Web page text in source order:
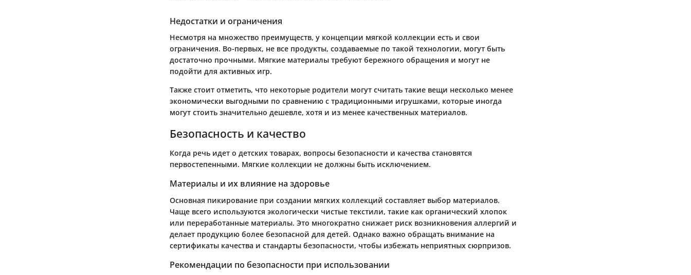
Недостатки и ограничения
Несмотря на множество преимуществ, у концепции мягкой коллекции есть и свои
ограничения. Во-первых, не все продукты, создаваемые по такой технологии, могут быть
достаточно прочными. Мягкие материалы требуют бережного обращения и могут не
подойти для активных игр.
Также стоит отметить, что некоторые родители могут считать такие вещи несколько менее
экономически выгодными по сравнению с традиционными игрушками, которые иногда
могут стоить значительно дешевле, хотя и из менее качественных материалов.
Безопасность и качество
Когда речь идет о детских товарах, вопросы безопасности и качества становятся
первостепенными. Мягкие коллекции не должны быть исключением.
Материалы и их влияние на здоровье
Основная пикирование при создании мягких коллекций составляет выбор материалов.
Чаще всего используются экологически чистые текстили, такие как органический хлопок
или переработанные материалы. Это многократно снижает риск возникновения аллергий и
делает продукцию более безопасной для детей. Однако важно обращать внимание на
сертификаты качества и стандарты безопасности, чтобы избежать неприятных сюрпризов.
Рекомендации по безопасности при использовании